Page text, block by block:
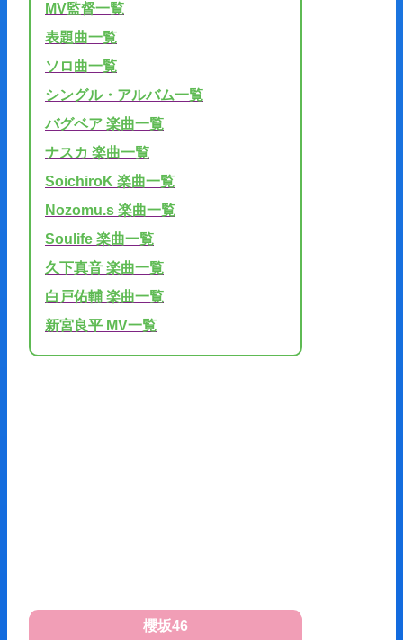
MV監督一覧
表題曲一覧
ソロ曲一覧
シングル・アルバム一覧
バグベア 楽曲一覧
ナスカ 楽曲一覧
SoichiroK 楽曲一覧
Nozomu.s 楽曲一覧
Soulife 楽曲一覧
久下真音 楽曲一覧
白戸佑輔 楽曲一覧
新宮良平 MV一覧
櫻坂46